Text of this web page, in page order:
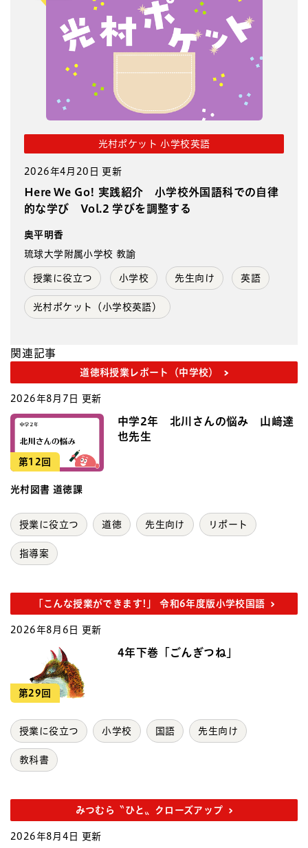
光村ポケット 小学校英語
2026年4月20日 更新
Here We Go! 実践紹介 小学校外国語科での自律
的な学び Vol.2 学びを調整する
奥平明香
琉球大学附属小学校 教諭
授業に役立つ 小学校 先生向け 英語
光村ポケット（小学校英語）
関連記事
道徳科授業レポート（中学校）
2026年8月7日 更新
第12回
中学2年 北川さんの悩み 山﨑達
也先生
光村図書 道徳課
授業に役立つ 道徳 先生向け リポート
指導案
「こんな授業ができます!」 令和6年度版小学校国語
2026年8月6日 更新
第29回
4年下巻「ごんぎつね」
授業に役立つ 小学校 国語 先生向け
教科書
みつむら〝ひと〟クローズアップ
2026年8月4日 更新